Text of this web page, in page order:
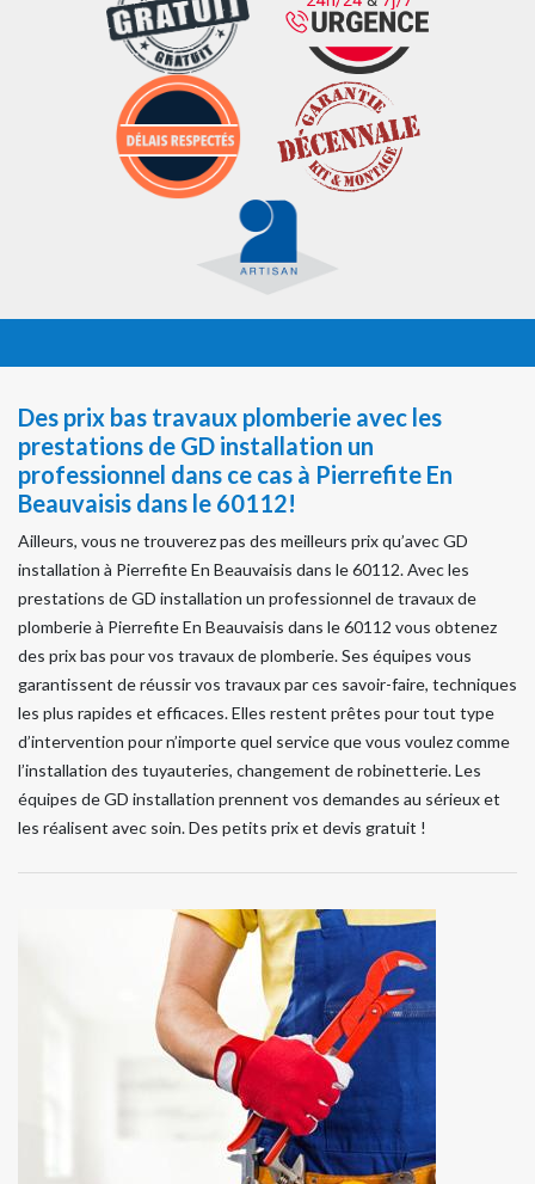
Des prix bas travaux plomberie avec les
prestations de GD installation un
professionnel dans ce cas à Pierrefite En
Beauvaisis dans le 60112!
Ailleurs, vous ne trouverez pas des meilleurs prix qu’avec GD
installation à Pierrefite En Beauvaisis dans le 60112. Avec les
prestations de GD installation un professionnel de travaux de
plomberie à Pierrefite En Beauvaisis dans le 60112 vous obtenez
des prix bas pour vos travaux de plomberie. Ses équipes vous
garantissent de réussir vos travaux par ces savoir-faire, techniques
les plus rapides et efficaces. Elles restent prêtes pour tout type
d’intervention pour n’importe quel service que vous voulez comme
l’installation des tuyauteries, changement de robinetterie. Les
équipes de GD installation prennent vos demandes au sérieux et
les réalisent avec soin. Des petits prix et devis gratuit !